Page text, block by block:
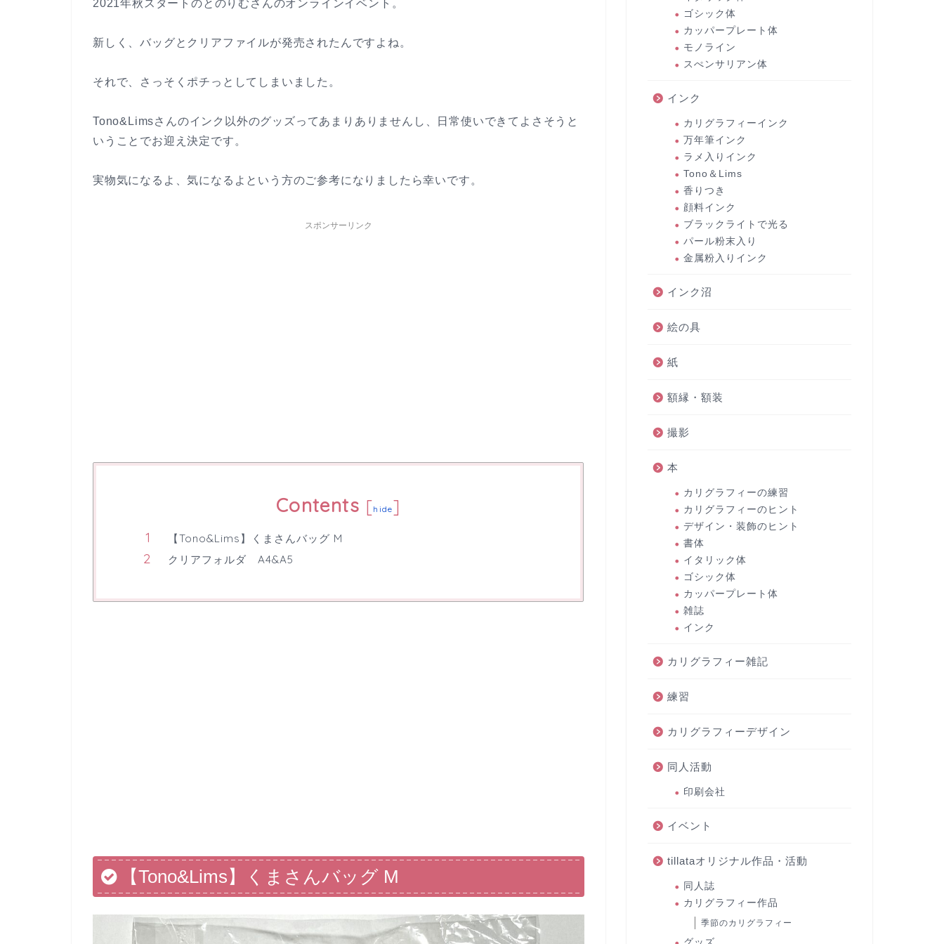
2021年秋スタートのとのりむさんのオンラインイベント。
新しく、バッグとクリアファイルが発売されたんですよね。
それで、さっそくポチっとしてしまいました。
Tono&Limsさんのインク以外のグッズってあまりありませんし、日常使いできてよさそうと
いうことでお迎え決定です。
実物気になるよ、気になるよという方のご参考になりましたら幸いです。
スポンサーリンク
Contents [hide]
【Tono&Lims】くまさんバッグ M
クリアフォルダ A4&A5
【Tono&Lims】くまさんバッグ M
ゴシック体
カッパープレート体
モノライン
スぺンサリアン体
インク
カリグラフィーインク
万年筆インク
ラメ入りインク
Tono＆Lims
香りつき
顔料インク
ブラックライトで光る
パール粉末入り
金属粉入りインク
インク沼
絵の具
紙
額縁・額装
撮影
本
カリグラフィーの練習
カリグラフィーのヒント
デザイン・装飾のヒント
書体
イタリック体
ゴシック体
カッパープレート体
雑誌
インク
カリグラフィー雑記
練習
カリグラフィーデザイン
同人活動
印刷会社
イベント
tillataオリジナル作品・活動
同人誌
カリグラフィー作品
季節のカリグラフィー